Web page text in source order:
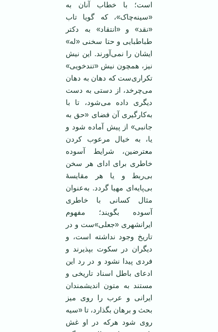
است؛ با خطاب آنان به
«سینه‌چاک»، که گویا تاب
«نقد» و «انتقاد» به دکتر
طباطبایی و حتا سخنی «له»
ایشان را نمی‌آورند. این نیش
نیز، همچون نیش «تندخویی»
تکراری‌ست که دهان به دهان
می‌چرخد، از دستی به دست
دیگری داده می‌شود، تا با
به‌کارگیری آن فضای «حق به
جانبی» از پیش آماده شود و
یا، به خیال مرعوب کردن
معترضین، شرایط آسوده
خاطری برای ادای هر سخن
بی‌ربط و یا هر مقایسۀ
بی‌پایه‌ای مهیا گردد. به‌عنوان
مثال کسانی با خاطری
آسوده بگویند؛ مفهوم
ایرانشهری «جعلی»ست و در
تاریخ وجود نداشته است، و
دیگران در سکوت بپذیرند و
فردی پیدا نشود و در رد این
ادعای باطل اسناد تاریخی و
مستند به متون اندیشمندان
ایرانی و عرب را روی میز
بحث و برهان بگذارد، تا «سیه
روی شود هرکه در او غش